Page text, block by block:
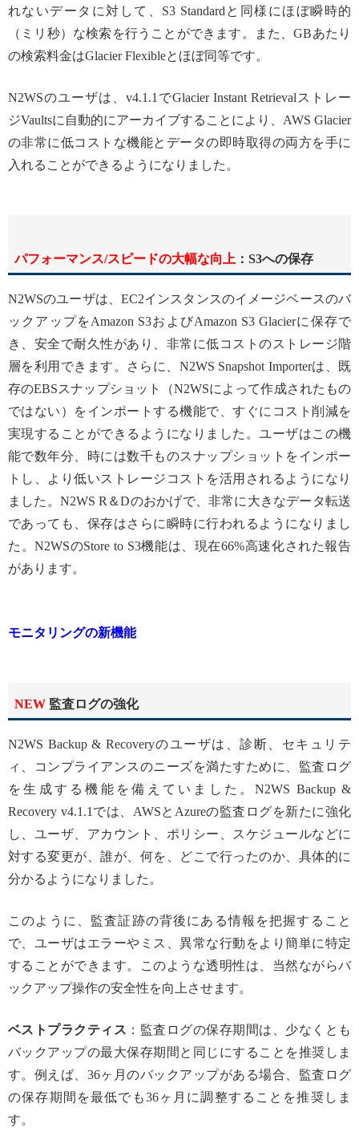
れないデータに対して、S3 Standardと同様にほぼ瞬時的
（ミリ秒）な検索を行うことができます。また、GBあたり
の検索料金はGlacier Flexibleとほぼ同等です。
N2WSのユーザは、v4.1.1でGlacier Instant Retrievalストレー
ジVaultsに自動的にアーカイブすることにより、AWS Glacier
の非常に低コストな機能とデータの即時取得の両方を手に
入れることができるようになりました。
パフォーマンス/スピードの大幅な向上 ：S3への保存
N2WSのユーザは、EC2インスタンスのイメージベースのバ
ックアップをAmazon S3およびAmazon S3 Glacierに保存で
き、安全で耐久性があり、非常に低コストのストレージ階
層を利用できます。さらに、N2WS Snapshot Importerは、既
存のEBSスナップショット（N2WSによって作成されたもの
ではない）をインポートする機能で、すぐにコスト削減を
実現することができるようになりました。ユーザはこの機
能で数年分、時には数千ものスナップショットをインポー
トし、より低いストレージコストを活用されるようになり
ました。N2WS R＆Dのおかげで、非常に大きなデータ転送
であっても、保存はさらに瞬時に行われるようになりまし
た。N2WSのStore to S3機能は、現在66%高速化された報告
があります。
モニタリングの新機能
NEW 監査ログの強化
N2WS Backup & Recoveryのユーザは、診断、セキュリテ
ィ、コンプライアンスのニーズを満たすために、監査ログ
を生成する機能を備えていました。N2WS Backup &
Recovery v4.1.1では、AWSとAzureの監査ログを新たに強化
し、ユーザ、アカウント、ポリシー、スケジュールなどに
対する変更が、誰が、何を、どこで行ったのか、具体的に
分かるようになりました。
このように、監査証跡の背後にある情報を把握すること
で、ユーザはエラーやミス、異常な行動をより簡単に特定
することができます。このような透明性は、当然ながらバ
ックアップ操作の安全性を向上させます。
ベストプラクティス ：監査ログの保存期間は、少なくとも
バックアップの最大保存期間と同じにすることを推奨しま
す。例えば、36ヶ月のバックアップがある場合、監査ログ
の保存期間を最低でも36ヶ月に調整することを推奨しま
す。